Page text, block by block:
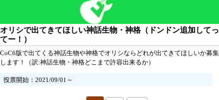
オリシで出てきてほしい神話生物・神格（ドンドン追加してっ
てー！）
CoC6版で出てくる神話生物や神格でオリシならどれが出てきてほしいか募集
します！（訳:神話生物・神格どこまで許容出来るか）
投票開始：2021/09/01～